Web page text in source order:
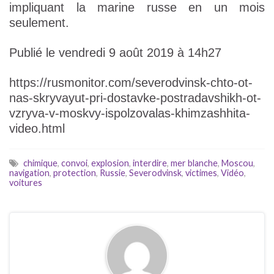
impliquant la marine russe en un mois
seulement.
Publié le vendredi 9 août 2019 à 14h27
https://rusmonitor.com/severodvinsk-chto-ot-
nas-skryvayut-pri-dostavke-postradavshikh-ot-
vzryva-v-moskvy-ispolzovalas-khimzashhita-
video.html
chimique, convoi, explosion, interdire, mer blanche, Moscou,
navigation, protection, Russie, Severodvinsk, victimes, Vidéo,
voitures